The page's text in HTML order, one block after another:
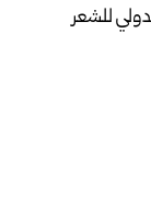
للشعر